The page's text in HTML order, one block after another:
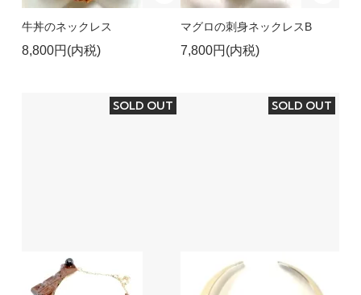
牛丼のネックレス
8,800円(内税)
マグロの刺身ネックレスB
7,800円(内税)
SOLD OUT SOLD OUT